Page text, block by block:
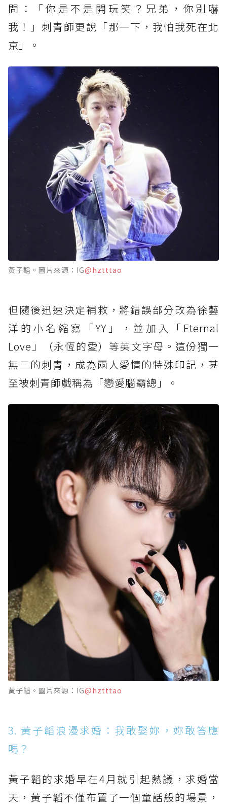
問：「你是不是開玩笑？兄弟，你別嚇
我！」刺青師更說「那一下，我怕我死在北
京」。
黃子韜。圖片來源：IG@hztttao
但隨後迅速決定補救，將錯誤部分改為徐藝
洋的小名縮寫「YY」，並加入「Eternal
Love」（永恆的愛）等英文字母。這份獨一
無二的刺青，成為兩人愛情的特殊印記，甚
至被刺青師戲稱為「戀愛腦霸總」。
黃子韜。圖片來源：IG@hztttao
3. 黃子韜浪漫求婚：我敢娶妳，妳敢答應
嗎？
黃子韜的求婚早在4月就引起熱議，求婚當
天，黃子韜不僅布置了一個童話般的場景，